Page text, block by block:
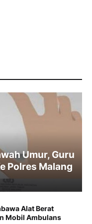
Umur, Guru
Polres Malang
Alat Berat
Mobil Ambulans